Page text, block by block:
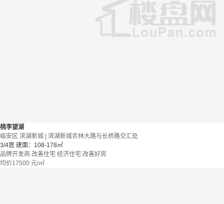
桃李望湖
临安区 滨湖新城 | 滨湖新城农林大路与长桥路交汇处
3/4居 建面：108-178㎡
品牌开发商 改善住宅 经济住宅 改善好房
均价17500 元/㎡